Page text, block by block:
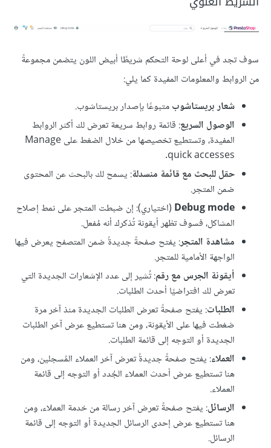
سوف تجد في أعلى لوحة التحكم شريطًا أبيض اللون يتضمن مجموعةً
من الروابط والمعلومات المفيدة كما يلي:
شعار بريستاشوبمتبوعًا بإصدار بريستاشوب.
الوصول السريع: قائمة روابط سريعة تعرض لك أكثر الروابط
المفيدة، وتستطيع تخصيصها من خلال الضغط على Manage
quick accesses.
حقل للبحث مع قائمة منسدلة: يسمح لك بالبحث عن المحتوى
ضمن المتجر.
Debug mode (اختياري): إن ضبطت المتجر على نمط إصلاح
المشاكل، فسوف تظهر أيقونة تُذكرك أنه مُفعل.
مشاهدة المتجر: يفتح صفحةً جديدةً ضمن المتصفح يعرض فيها
الواجهة الأمامية للمتجر.
أيقونة الجرس مع رقم: تُشير إلى عدد الإشعارات الجديدة التي
تعرض لك افتراضيًا أحدث الطلبات.
الطلبات: يفتح صفحةً تعرض الطلبات الجديدة منذ آخر مرة
ضغطت فيها على الأيقونة، ومن هنا تستطيع عرض آخر الطلبات
الجديدة أو التوجه إلى قائمة الطلبات.
العملاء: يفتح صفحةً جديدةً تعرض آخر العملاء المُسجلين، ومن
هنا تستطيع عرض أحدث العملاء الجُدد أو التوجه إلى قائمة
العملاء.
الرسائل: يفتح صفحةً تعرض آخر رسالة من خدمة العملاء، ومن
هنا تستطيع عرض إحدى الرسائل الجديدة أو التوجه إلى قائمة
الرسائل.